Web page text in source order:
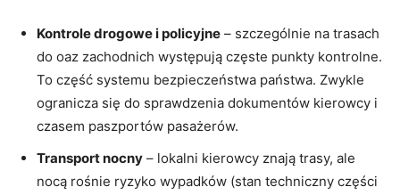
Kontrole drogowe i policyjne – szczególnie na trasach
do oaz zachodnich występują częste punkty kontrolne.
To część systemu bezpieczeństwa państwa. Zwykle
ogranicza się do sprawdzenia dokumentów kierowcy i
czasem paszportów pasażerów.
Transport nocny – lokalni kierowcy znają trasy, ale
nocą rośnie ryzyko wypadków (stan techniczny części